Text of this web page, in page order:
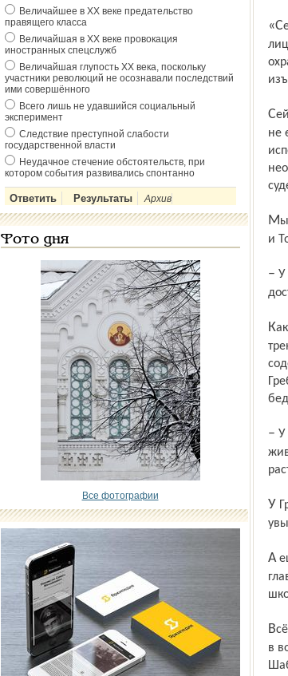
Величайшее в ХХ веке предательство
правящего класса
Величайшая в ХХ веке провокация
иностранных спецслужб
Величайшая глупость ХХ века, поскольку
участники революций не осознавали последствий
ими совершённого
Всего лишь не удавшийся социальный
эксперимент
Следствие преступной слабости
государственной власти
Неудачное стечение обстоятельств, при
котором события развивались спонтанно
Архив
Фото дня
Все фотографии
«Северный край» сообщал уже об истории судебной тяжбы из-за отсутствия
Сейчас владельцы кафе тяжело переживают даже мысль о разлуке с животными. Они
не
Мы поинтересовались у директора Ярославского зоопарка, почему он не берёт Машку
и
– У меня не кунсткамера и не камера хранения. Считаю, звери должны жить в
Как мы и сообщали, их готов принять испытательный центр в Любимском районе, где
– У меня пристраивают всех калек. Или оставляют зверей доживать свой век. Они
У Гребенщикова, кстати, живёт и отпрыск Толика – медвежонок, которому «родитель»,
А ещё здесь есть кабаны и фазаны… Александр Геннадьевич надумал в соавторстве с
Всё это вроде утешает, но остаётся вопрос: ведь и в Ярославском музее-заповеднике,
в